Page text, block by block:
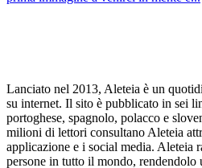
Lanciato nel 2013, Aleteia è un
su internet. Il sito è pubblicato in sei
portoghese, spagnolo, polacco e
milioni di lettori consultano Aleteia
applicazione e i social media. Aleteia
persone in tutto il mondo, rendendolo